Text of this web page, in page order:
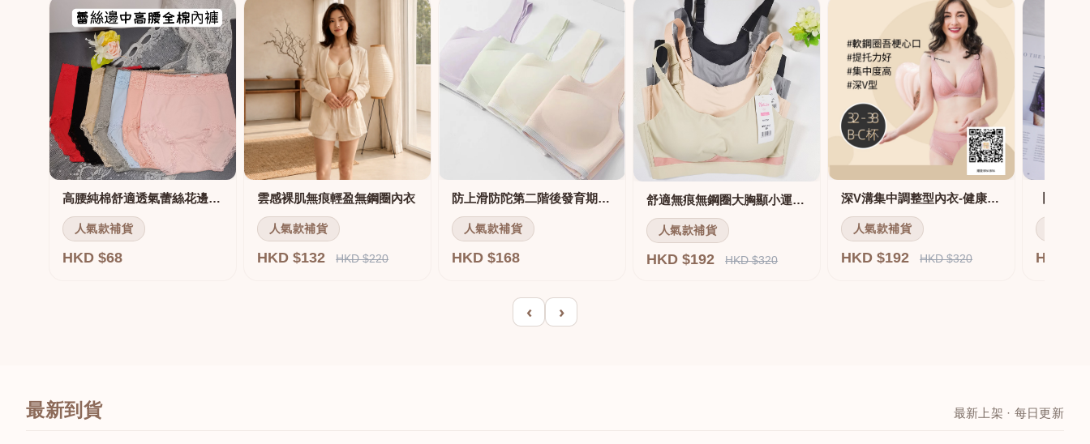
高腰純棉舒適透氣蕾絲花邊三角褲
人氣款補貨
HKD $68
雲感裸肌無痕輕盈無鋼圈內衣
人氣款補貨
HKD $132 HKD $220
防上滑防陀第二階後發育期內衣
人氣款補貨
HKD $168
舒適無痕無鋼圈大胸顯小運動內衣
人氣款補貨
HKD $192 HKD $320
深V溝集中調整型內衣-健康軟鋼圈
人氣款補貨
HKD $192 HKD $320 HKD
‹ ›
最新到貨 最新上架 · 每日更新